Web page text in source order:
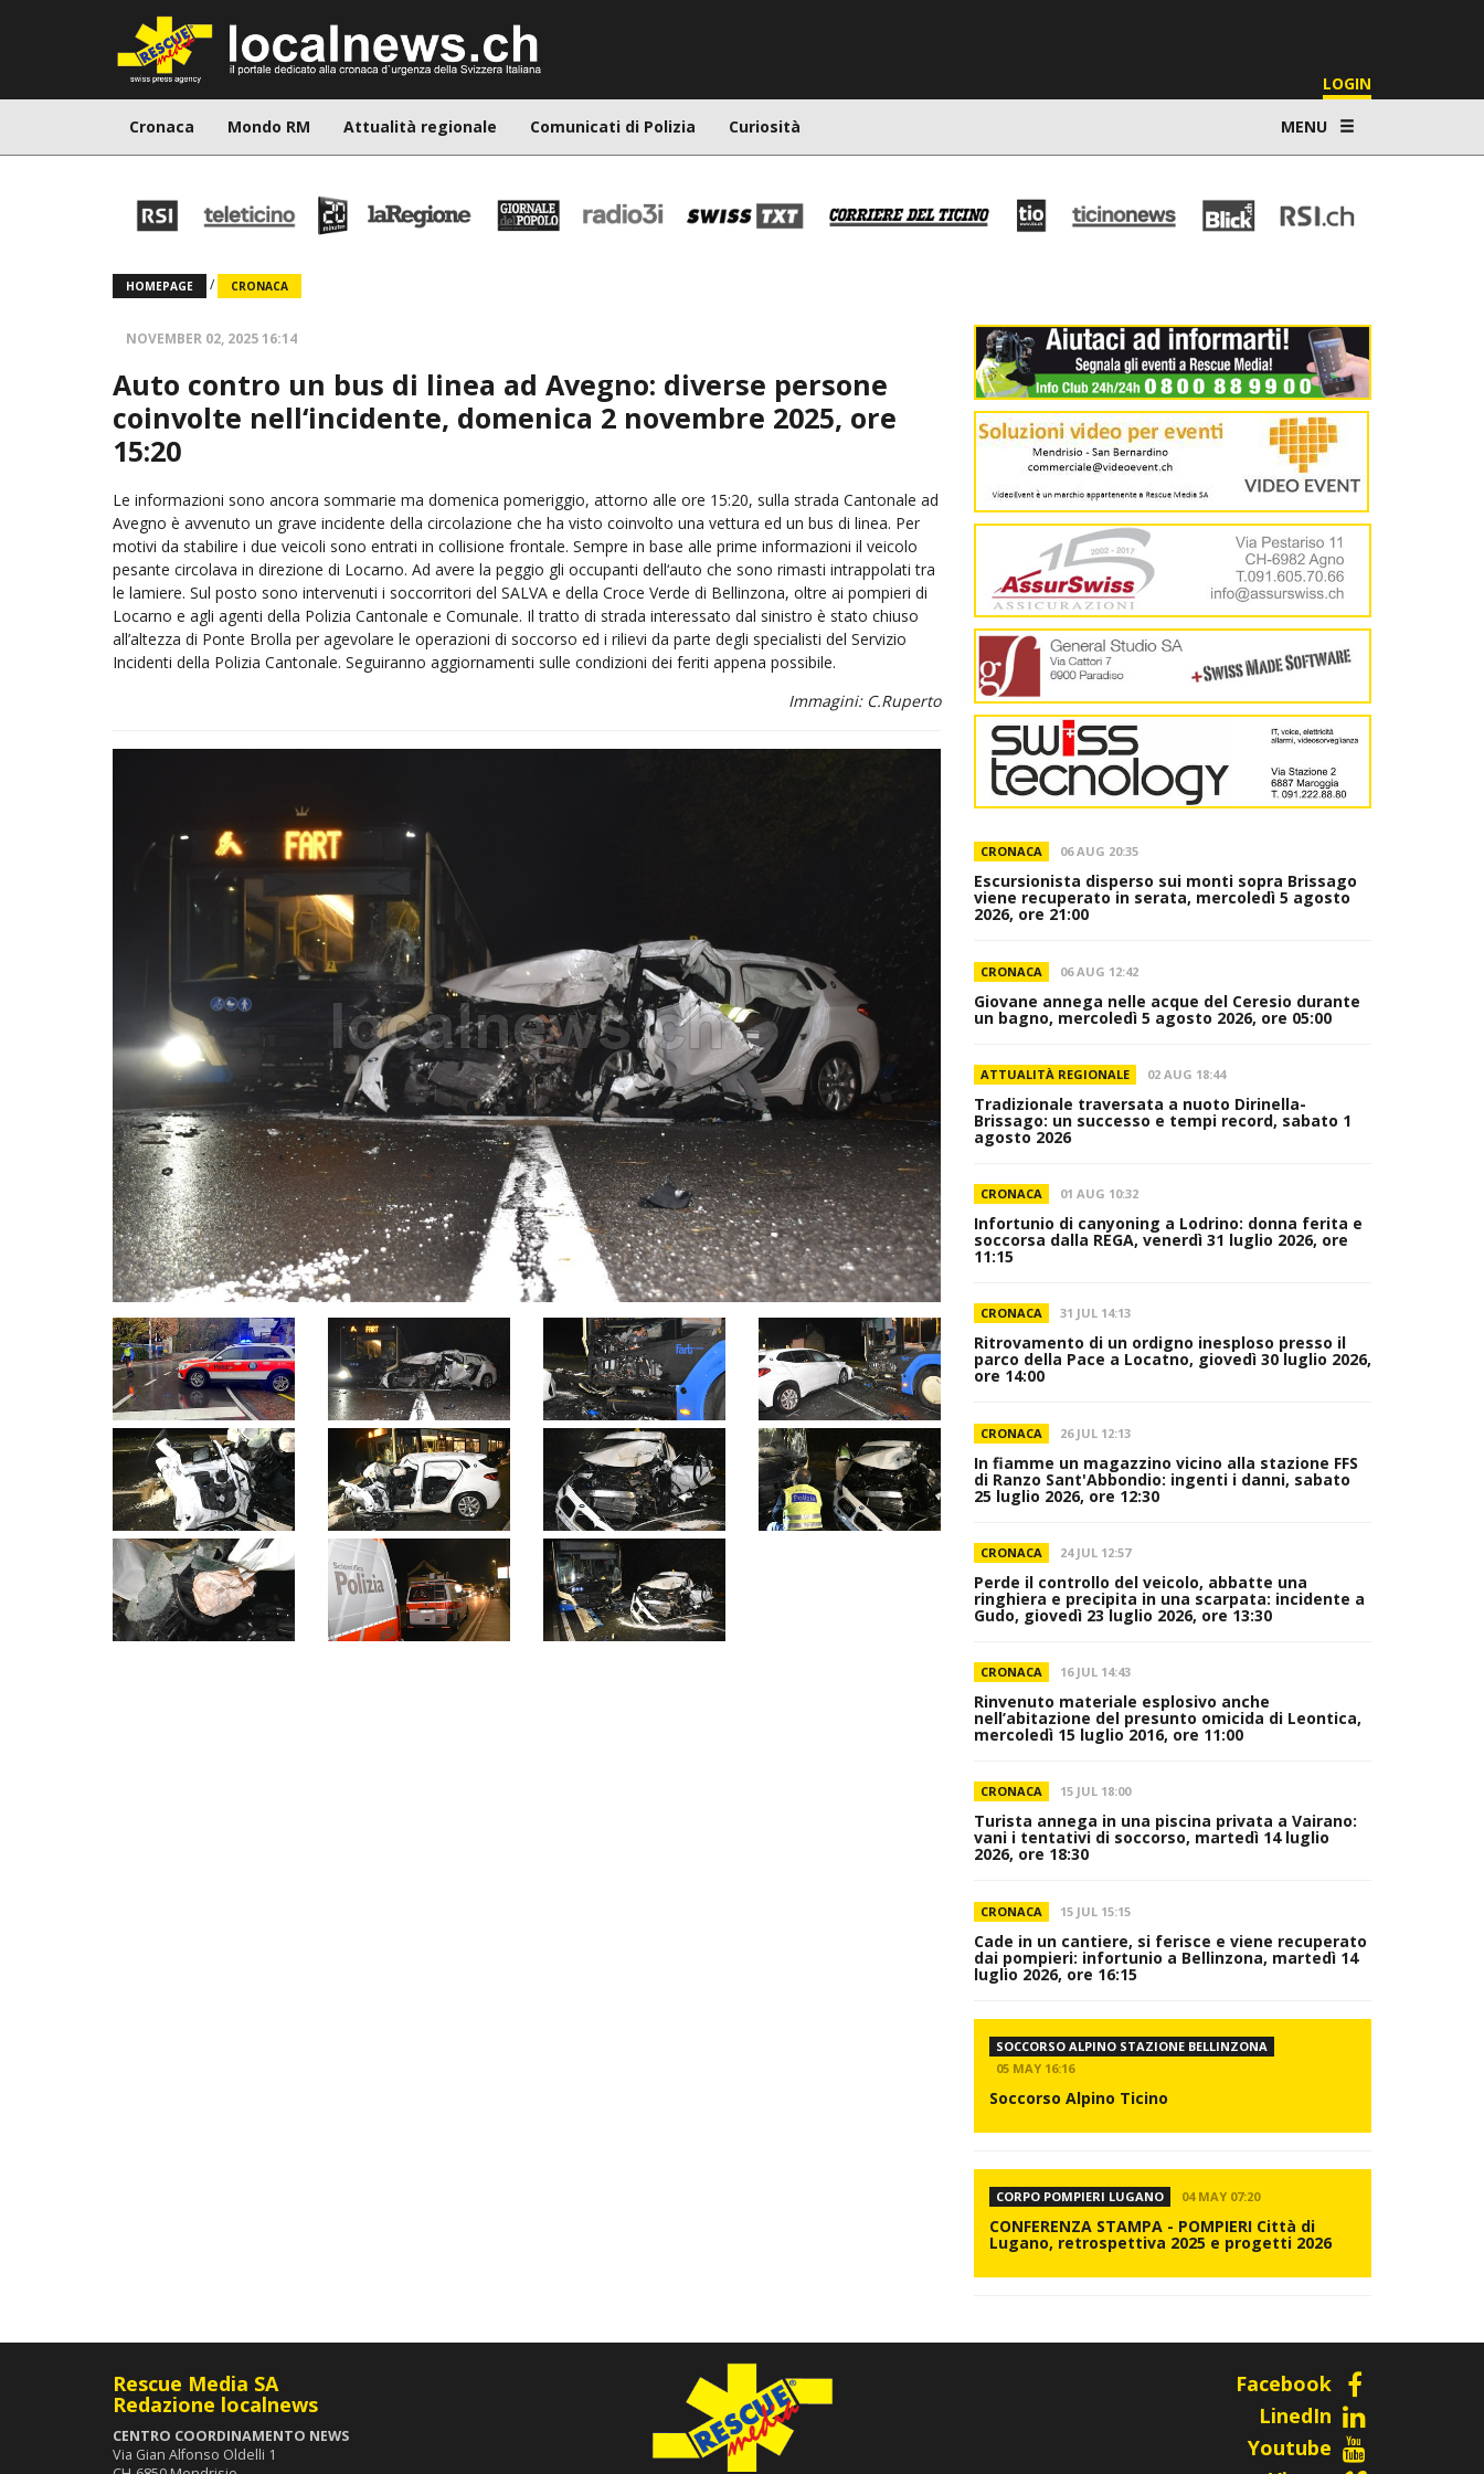
LOGIN
Cronaca Mondo RM Attualità regionale Comunicati di Polizia Curiosità MENU
HOMEPAGE / CRONACA
NOVEMBER 02, 2025 16:14
Auto contro un bus di linea ad Avegno: diverse persone
coinvolte nell‘incidente, domenica 2 novembre 2025, ore
15:20
Le informazioni sono ancora sommarie ma domenica pomeriggio, attorno alle ore 15:20, sulla strada Cantonale ad
Avegno è avvenuto un grave incidente della circolazione che ha visto coinvolto una vettura ed un bus di linea. Per
motivi da stabilire i due veicoli sono entrati in collisione frontale. Sempre in base alle prime informazioni il veicolo
pesante circolava in direzione di Locarno. Ad avere la peggio gli occupanti dell‘auto che sono rimasti intrappolati tra
le lamiere. Sul posto sono intervenuti i soccorritori del SALVA e della Croce Verde di Bellinzona, oltre ai pompieri di
Locarno e agli agenti della Polizia Cantonale e Comunale. Il tratto di strada interessato dal sinistro è stato chiuso
all’altezza di Ponte Brolla per agevolare le operazioni di soccorso ed i rilievi da parte degli specialisti del Servizio
Incidenti della Polizia Cantonale. Seguiranno aggiornamenti sulle condizioni dei feriti appena possibile.
Immagini: C.Ruperto
CRONACA 06 AUG 20:35
Escursionista disperso sui monti sopra Brissago
viene recuperato in serata, mercoledì 5 agosto
2026, ore 21:00
CRONACA 06 AUG 12:42
Giovane annega nelle acque del Ceresio durante
un bagno, mercoledì 5 agosto 2026, ore 05:00
ATTUALITÀ REGIONALE 02 AUG 18:44
Tradizionale traversata a nuoto Dirinella-
Brissago: un successo e tempi record, sabato 1
agosto 2026
CRONACA 01 AUG 10:32
Infortunio di canyoning a Lodrino: donna ferita e
soccorsa dalla REGA, venerdì 31 luglio 2026, ore
11:15
CRONACA 31 JUL 14:13
Ritrovamento di un ordigno inesploso presso il
parco della Pace a Locatno, giovedì 30 luglio 2026,
ore 14:00
CRONACA 26 JUL 12:13
In fiamme un magazzino vicino alla stazione FFS
di Ranzo Sant'Abbondio: ingenti i danni, sabato
25 luglio 2026, ore 12:30
CRONACA 24 JUL 12:57
Perde il controllo del veicolo, abbatte una
ringhiera e precipita in una scarpata: incidente a
Gudo, giovedì 23 luglio 2026, ore 13:30
CRONACA 16 JUL 14:43
Rinvenuto materiale esplosivo anche
nell’abitazione del presunto omicida di Leontica,
mercoledì 15 luglio 2016, ore 11:00
CRONACA 15 JUL 18:00
Turista annega in una piscina privata a Vairano:
vani i tentativi di soccorso, martedì 14 luglio
2026, ore 18:30
CRONACA 15 JUL 15:15
Cade in un cantiere, si ferisce e viene recuperato
dai pompieri: infortunio a Bellinzona, martedì 14
luglio 2026, ore 16:15
SOCCORSO ALPINO STAZIONE BELLINZONA
05 MAY 16:16
Soccorso Alpino Ticino
CORPO POMPIERI LUGANO 04 MAY 07:20
CONFERENZA STAMPA - POMPIERI Città di
Lugano, retrospettiva 2025 e progetti 2026
Rescue Media SA
Redazione localnews
CENTRO COORDINAMENTO NEWS
Via Gian Alfonso Oldelli 1
Facebook
LinedIn
Youtube